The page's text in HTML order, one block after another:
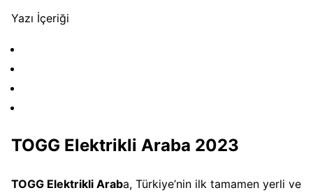
Yazı İçeriği
TOGG Elektrikli Araba 2023
TOGG Elektrikli Araba, Türkiye’nin ilk tamamen yerli ve